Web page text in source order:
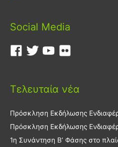
Social Media
Τελευταία νέα
Πρόσκληση Εκδήλωσης
Πρόσκληση Εκδήλωσης
1η Συνάντηση Β’ Φάσης στο